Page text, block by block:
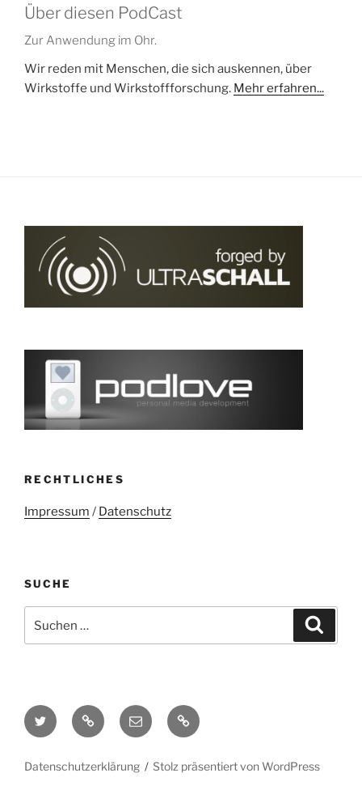
Über diesen PodCast
Zur Anwendung im Ohr.
Wir reden mit Menschen, die sich auskennen, über
Wirkstoffe und Wirkstoffforschung. Mehr erfahren...
RECHTLICHES
Impressum / Datenschutz
SUCHE
nach:
Twitter Mastodon
E-
Mail
Kontakt
Datenschutzerklärung Stolz präsentiert von WordPress